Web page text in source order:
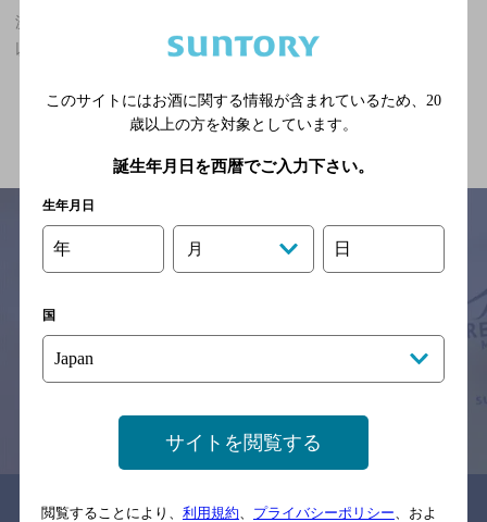
浜町アーケード駅(長崎県)周辺500m,カールスバーグが飲める,30名
以上の宴会・パーティ歓迎のお店
関連ページ
※それぞれのお店のメニューや営業時間などの掲載情報については、
予告なしに変更されることがありますので、
念のためお店にご確認の上ご来店くださいますようお願い申し上げま
情報提供：ぐるなび
関連リンク
このサイトにはお酒に関する情報が含まれているため、 20
歳以上の方を対象としています。
誕生年月日を西暦でご入力下さい。
生年月日
年 月 日
国
サイトを閲覧する
閲覧することにより、 利用規約、 プライバシーポリシー、およ